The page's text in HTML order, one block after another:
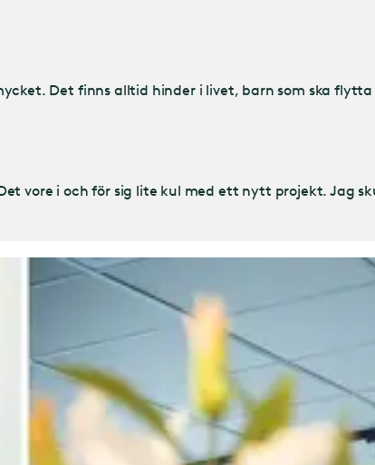
Det finns alltid hinder i livet, barn som ska flytta
vore i och för sig lite kul med ett nytt projekt. Jag